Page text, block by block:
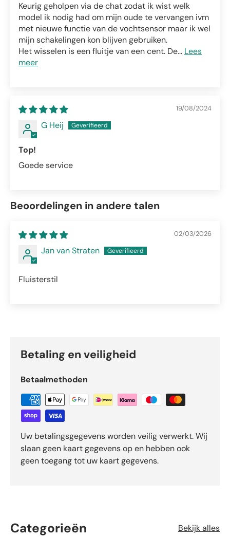
Keurig geholpen via de chat zodat ik wist welk
model ik nodig had om mijn oude te vervangen ivm
met nieuwe functie van de vochtsensor maar ik wel
mijn schakelingen kon blijven gebruiken.
Het wisselen is een fluitje van een cent. De... Lees
meer
19/08/2024
G Heij
Top!
Goede service
Beoordelingen in andere talen
02/03/2026
Jan van Straten
Fluisterstil
Betaling en veiligheid
Betaalmethoden
Uw betalingsgegevens worden veilig verwerkt. Wij
slaan geen kaart gegevens op en hebben ook
geen toegang tot uw kaart gegevens.
Categorieën Bekijk alles